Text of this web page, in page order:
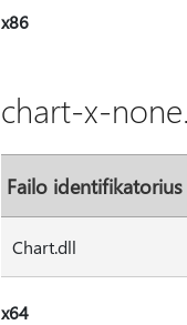
x86
chart-x-
Failo identifikatorius
Chart.dll
x64